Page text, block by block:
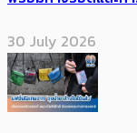
30 July 2026